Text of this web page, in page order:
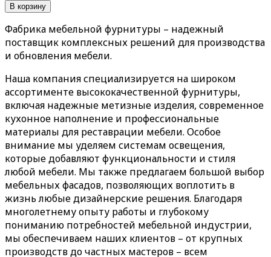
В корзину
Фабрика мебельной фурнитуры – надежный
поставщик комплексных решений для производства
и обновления мебели.
Наша компания специализируется на широком
ассортименте высококачественной фурнитуры,
включая надежные метизные изделия, современное
кухонное наполнение и профессиональные
материалы для реставрации мебели. Особое
внимание мы уделяем системам освещения,
которые добавляют функциональности и стиля
любой мебели. Мы также предлагаем большой выбор
мебельных фасадов, позволяющих воплотить в
жизнь любые дизайнерские решения. Благодаря
многолетнему опыту работы и глубокому
пониманию потребностей мебельной индустрии,
мы обеспечиваем наших клиентов – от крупных
производств до частных мастеров – всем